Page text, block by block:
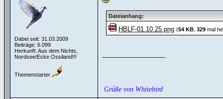
Dabei seit: 31.03.2009
Beiträge: 6.099
Herkunft: Aus dem Nichts,
Nordsee/Ecke Ossiland!!!
Themenstarter
Dateianhang:
HBLF-01.10.25.png (54 KB, 329mal
Grüße von Whitebird